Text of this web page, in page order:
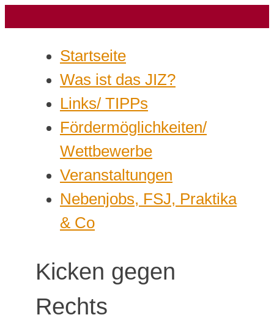
Startseite
Was ist das JIZ?
Links/ TIPPs
Fördermöglichkeiten/
Wettbewerbe
Veranstaltungen
Nebenjobs, FSJ, Praktika
& Co
Kicken gegen
Rechts